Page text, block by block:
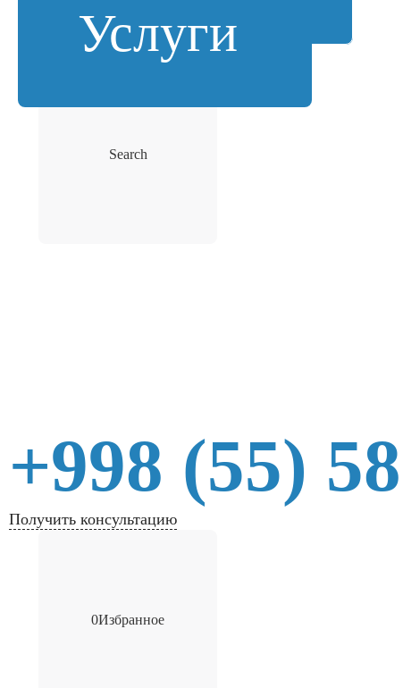
Услуги
Search
+998 (55)
Получить консультацию
0Избранное